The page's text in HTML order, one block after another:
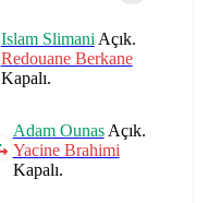
Islam Slimani Açık.
Redouane Berkane
Kapalı.
Adam OunasAçık.
Yacine Brahimi
Kapalı.